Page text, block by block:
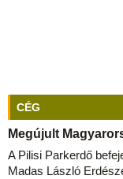
CÉG
Megújult
A Pilisi Parkerdő
Madas László